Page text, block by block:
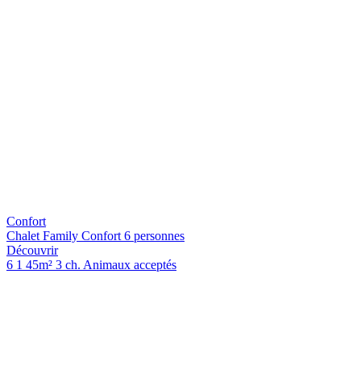
Confort
Chalet Family Confort 6 personnes
Découvrir
6 1 45m² 3 ch. Animaux acceptés